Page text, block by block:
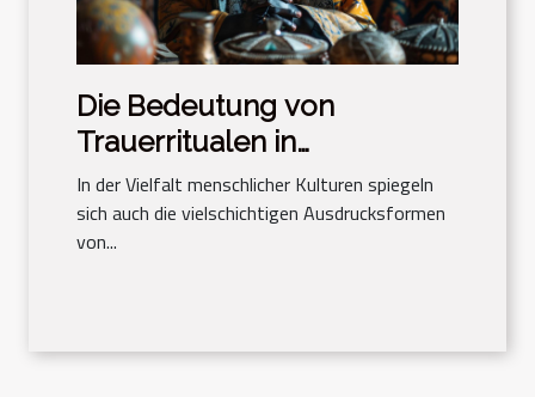
Die Bedeutung von
Trauerritualen in
verschiedenen Kulturen
In der Vielfalt menschlicher Kulturen spiegeln
sich auch die vielschichtigen Ausdrucksformen
von...